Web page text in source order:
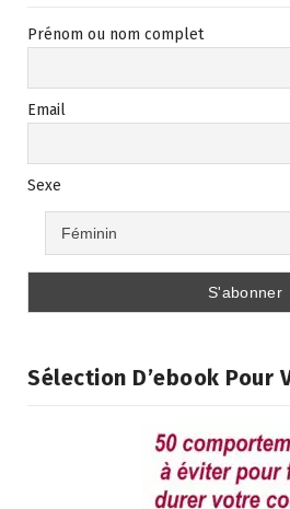
Prénom ou nom complet
Email
Sexe
Sélection D’ebook Pour